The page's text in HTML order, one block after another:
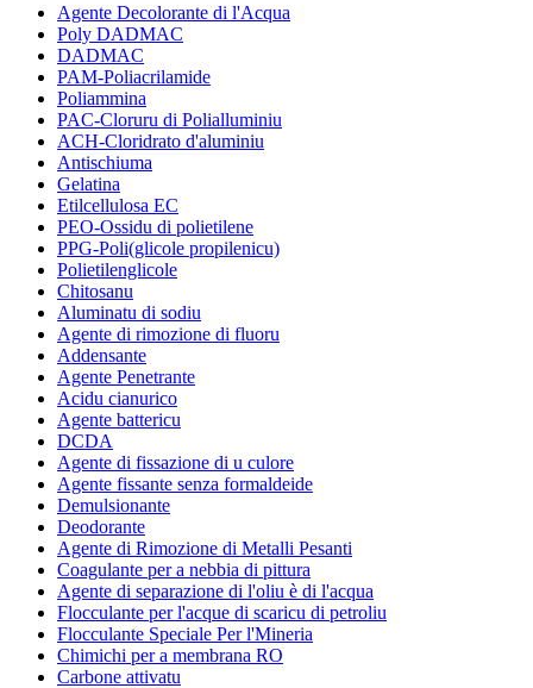
Agente Decolorante di l'Acqua
Poly DADMAC
DADMAC
PAM-Poliacrilamide
Poliammina
PAC-Cloruru di Polialluminiu
ACH-Cloridrato d'aluminiu
Antischiuma
Gelatina
Etilcellulosa EC
PEO-Ossidu di polietilene
PPG-Poli(glicole propilenicu)
Polietilenglicole
Chitosanu
Aluminatu di sodiu
Agente di rimozione di fluoru
Addensante
Agente Penetrante
Acidu cianurico
Agente battericu
DCDA
Agente di fissazione di u culore
Agente fissante senza formaldeide
Demulsionante
Deodorante
Agente di Rimozione di Metalli Pesanti
Coagulante per a nebbia di pittura
Agente di separazione di l'oliu è di l'acqua
Flocculante per l'acque di scaricu di petroliu
Flocculante Speciale Per l'Mineria
Chimichi per a membrana RO
Carbone attivatu